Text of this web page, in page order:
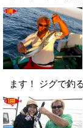
ます！ ジグで釣